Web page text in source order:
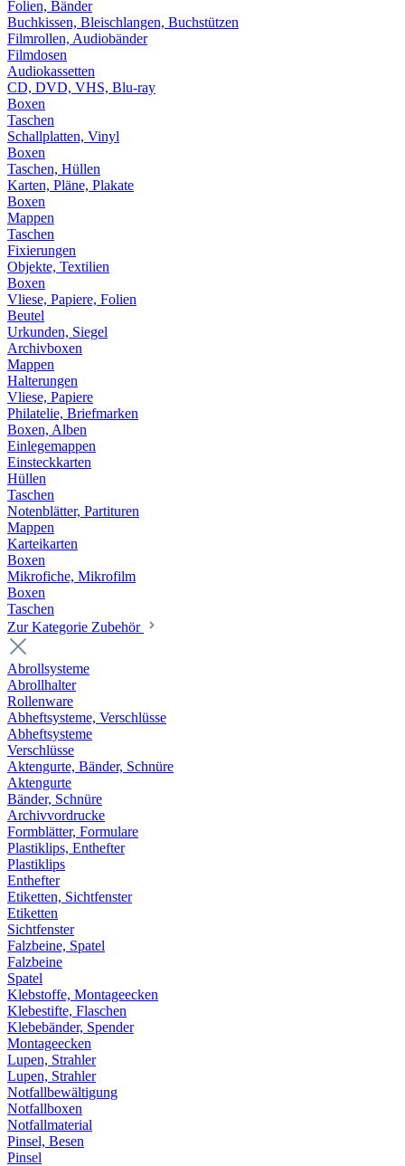
Folien, Bänder
Buchkissen, Bleischlangen, Buchstützen
Filmrollen, Audiobänder
Filmdosen
Audiokassetten
CD, DVD, VHS, Blu-ray
Boxen
Taschen
Schallplatten, Vinyl
Boxen
Taschen, Hüllen
Karten, Pläne, Plakate
Boxen
Mappen
Taschen
Fixierungen
Objekte, Textilien
Boxen
Vliese, Papiere, Folien
Beutel
Urkunden, Siegel
Archivboxen
Mappen
Halterungen
Vliese, Papiere
Philatelie, Briefmarken
Boxen, Alben
Einlegemappen
Einsteckkarten
Hüllen
Taschen
Notenblätter, Partituren
Mappen
Karteikarten
Boxen
Mikrofiche, Mikrofilm
Boxen
Taschen
Zur Kategorie Zubehör
Abrollsysteme
Abrollhalter
Rollenware
Abheftsysteme, Verschlüsse
Abheftsysteme
Verschlüsse
Aktengurte, Bänder, Schnüre
Aktengurte
Bänder, Schnüre
Archivvordrucke
Formblätter, Formulare
Plastiklips, Enthefter
Plastiklips
Enthefter
Etiketten, Sichtfenster
Etiketten
Sichtfenster
Falzbeine, Spatel
Falzbeine
Spatel
Klebstoffe, Montageecken
Klebestifte, Flaschen
Klebebänder, Spender
Montageecken
Lupen, Strahler
Lupen, Strahler
Notfallbewältigung
Notfallboxen
Notfallmaterial
Pinsel, Besen
Pinsel